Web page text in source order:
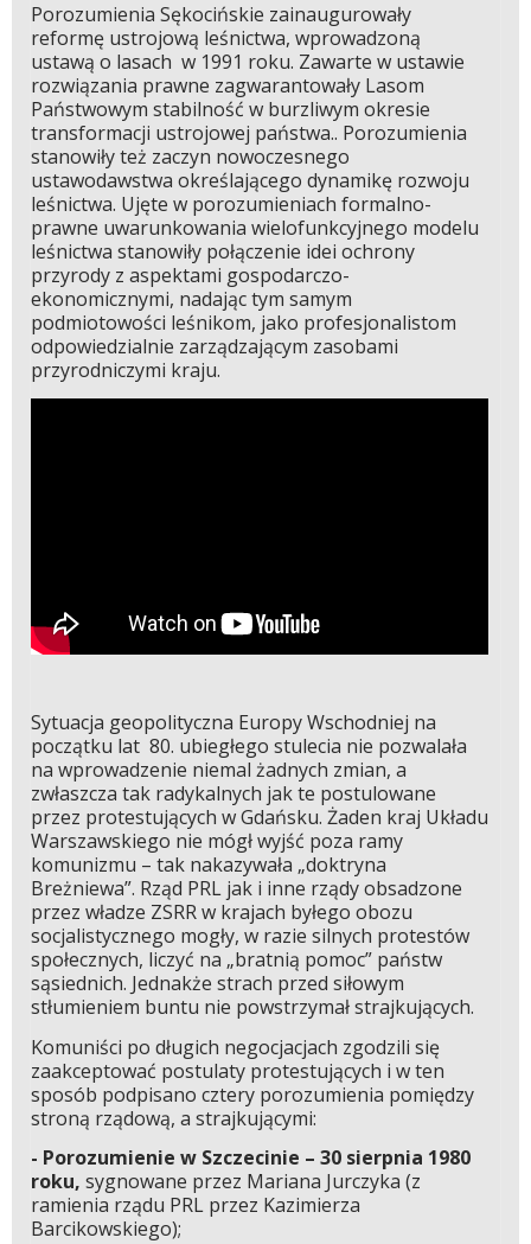
Porozumienia Sękocińskie zainaugurowały
reformę ustrojową leśnictwa, wprowadzoną
ustawą o lasach w 1991 roku. Zawarte w ustawie
rozwiązania prawne zagwarantowały Lasom
Państwowym stabilność w burzliwym okresie
transformacji ustrojowej państwa.. Porozumienia
stanowiły też zaczyn nowoczesnego
ustawodawstwa określającego dynamikę rozwoju
leśnictwa. Ujęte w porozumieniach formalno-
prawne uwarunkowania wielofunkcyjnego modelu
leśnictwa stanowiły połączenie idei ochrony
przyrody z aspektami gospodarczo-
ekonomicznymi, nadając tym samym
podmiotowości leśnikom, jako profesjonalistom
odpowiedzialnie zarządzającym zasobami
przyrodniczymi kraju.
Sytuacja geopolityczna Europy Wschodniej na
początku lat 80. ubiegłego stulecia nie pozwalała
na wprowadzenie niemal żadnych zmian, a
zwłaszcza tak radykalnych jak te postulowane
przez protestujących w Gdańsku. Żaden kraj Układu
Warszawskiego nie mógł wyjść poza ramy
komunizmu – tak nakazywała „doktryna
Breżniewa”. Rząd PRL jak i inne rządy obsadzone
przez władze ZSRR w krajach byłego obozu
socjalistycznego mogły, w razie silnych protestów
społecznych, liczyć na „bratnią pomoc” państw
sąsiednich. Jednakże strach przed siłowym
stłumieniem buntu nie powstrzymał strajkujących.
Komuniści po długich negocjacjach zgodzili się
zaakceptować postulaty protestujących i w ten
sposób podpisano cztery porozumienia pomiędzy
stroną rządową, a strajkującymi:
- Porozumienie w Szczecinie – 30 sierpnia 1980
roku, sygnowane przez Mariana Jurczyka (z
ramienia rządu PRL przez Kazimierza
Barcikowskiego);